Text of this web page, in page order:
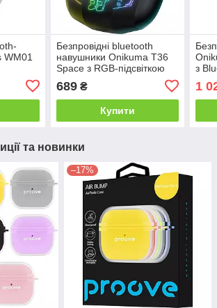
WM01
Безпровідні bluetooth
навушники Onikuma T36
Space з RGB-підсвіткою
689₴
Купити
з
1
та новинки
–17%